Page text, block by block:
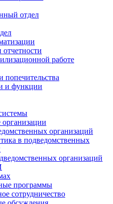
отдел
отчетности
работе
попечительства
и функции
организаций
в подведомственных
организаций
программы
сотрудничество